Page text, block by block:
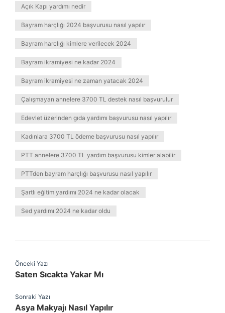
Açık Kapı yardımı nedir
Bayram harçlığı 2024 başvurusu nasıl yapılır
Bayram harclığı kimlere verilecek 2024
Bayram ikramiyesi ne kadar 2024
Bayram ikramiyesi ne zaman yatacak 2024
Çalışmayan annelere 3700 TL destek nasıl başvurulur
Edevlet üzerinden gıda yardımı başvurusu nasıl yapılır
Kadınlara 3700 TL ödeme başvurusu nasıl yapılır
PTT annelere 3700 TL yardım başvurusu kimler alabilir
PTTden bayram harçlığı başvurusu nasıl yapılır
Şartlı eğitim yardımı 2024 ne kadar olacak
Sed yardımı 2024 ne kadar oldu
Önceki Yazı
Saten Sıcakta Yakar Mı
Sonraki Yazı
Asya Makyajı Nasıl Yapılır